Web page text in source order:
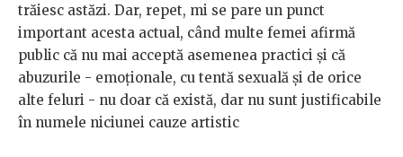
trăiesc astăzi. Dar, repet, mi se pare un punct
important acesta actual, când multe femei afirmă
public că nu mai acceptă asemenea practici și că
abuzurile - emoționale, cu tentă sexuală și de orice
alte feluri - nu doar că există, dar nu sunt justificabile
în numele niciunei cauze artistic